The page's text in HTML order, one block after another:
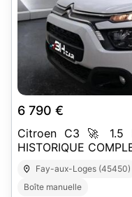
6 790 €
Citroen C3 🚀 1.5
HISTORIQUE
Fay-aux-Loges (45450)
Boîte manuelle